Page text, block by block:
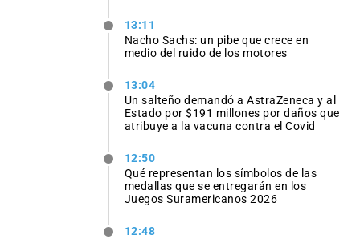
13:11
Nacho Sachs: un pibe que crece en
medio del ruido de los motores
13:04
Un salteño demandó a AstraZeneca y al
Estado por $191 millones por daños que
atribuye a la vacuna contra el Covid
12:50
Qué representan los símbolos de las
medallas que se entregarán en los
Juegos Suramericanos 2026
12:48